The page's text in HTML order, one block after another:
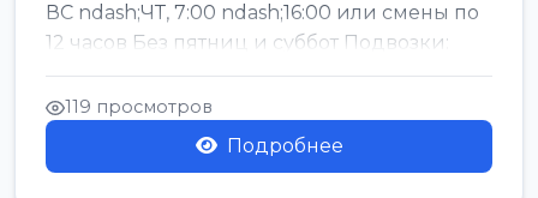
ВС ndash;ЧТ, 7:00 ndash;16:00 или смены по
12 часов Без пятниц и суббот Подвозки:
Офаким, Нети...
119 просмотров
Подробнее